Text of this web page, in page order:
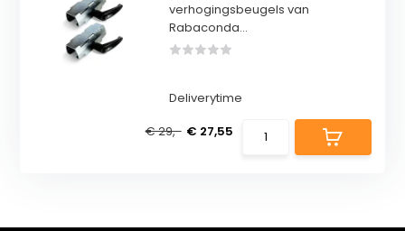
verhogingsbeugels van
Rabaconda...
Deliverytime
€ 29,- € 27,55